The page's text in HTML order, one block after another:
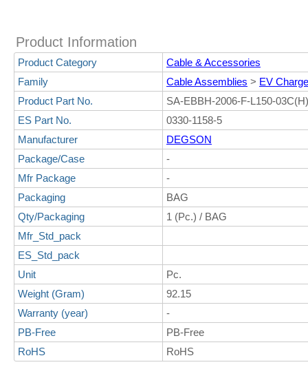
Product Information
Product Category
Cable & Accessories
Family
Cable Assemblies > EV
Product Part No.
SA-EBBH-2006-F-L150-
ES Part No.
0330-1158-5
Manufacturer
DEGSON
Package/Case
-
Mfr Package
-
Packaging
BAG
Qty/Packaging
1 (Pc.) / BAG
Mfr_Std_pack
ES_Std_pack
Unit
Pc.
Weight (Gram)
92.15
Warranty (year)
-
PB-Free
PB-Free
RoHS
RoHS